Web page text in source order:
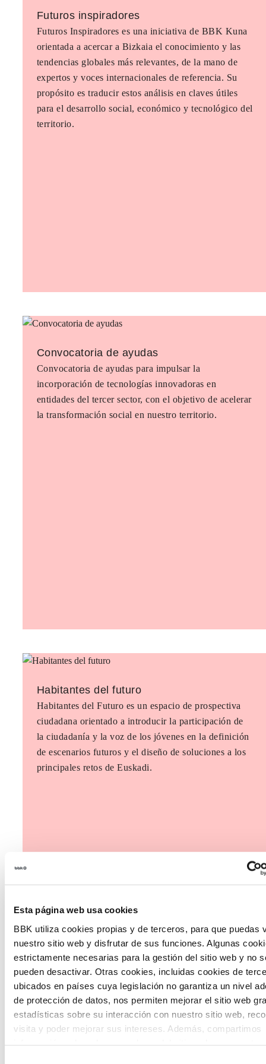
Esta página web usa cookies
BBK utiliza cookies propias y de terceros, para que puedas
nuestro sitio web y disfrutar de sus funciones. Algunas
estrictamente necesarias para la gestión del sitio web y no
pueden desactivar. Otras cookies, incluidas cookies de
ubicados en países cuya legislación no garantiza un nivel
de protección de datos, nos permiten mejorar el sitio web
estadísticas sobre su interacción con nuestro sitio web,
visita y poder mejorar sus intereses. Además, compartimos
Futuros inspiradores
Futuros Inspiradores es una iniciativa de BBK Kuna
orientada a acercar a Bizkaia el conocimiento y las
tendencias globales más relevantes, de la mano de
expertos y voces internacionales de referencia. Su
propósito es traducir estos análisis en claves útiles
para el desarrollo social, económico y tecnológico del
territorio.
Convocatoria de ayudas
Convocatoria de ayudas para impulsar la
incorporación de tecnologías innovadoras en
entidades del tercer sector, con el objetivo de acelerar
la transformación social en nuestro territorio.
Habitantes del futuro
Habitantes del Futuro es un espacio de prospectiva
ciudadana orientado a introducir la participación de
la ciudadanía y la voz de los jóvenes en la definición
de escenarios futuros y el diseño de soluciones a los
principales retos de Euskadi.
The Future Game
The Future Game es un laboratorio de participación